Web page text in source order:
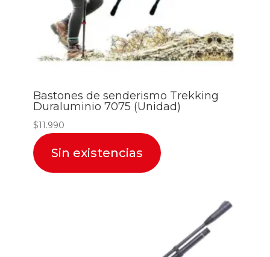
Bastones de senderismo Trekking
Duraluminio 7075 (Unidad)
$11.990
Sin existencias